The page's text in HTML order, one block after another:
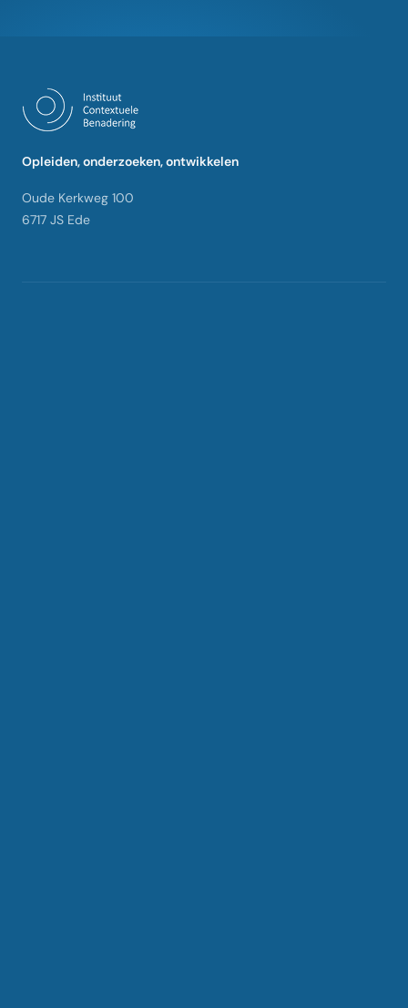
Opleiden, onderzoeken, ontwikkelen
Oude Kerkweg 100
6717 JS Ede